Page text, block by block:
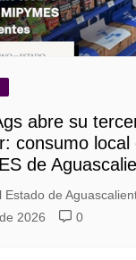
abre su
consumo local
de
Estado de
2026
0